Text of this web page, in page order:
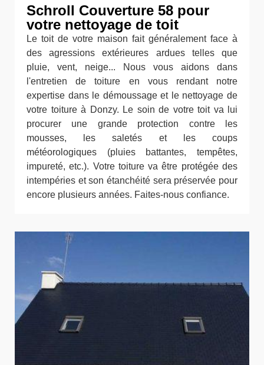
Schroll Couverture 58 pour
votre nettoyage de toit
Le toit de votre maison fait généralement face à
des agressions extérieures ardues telles que
pluie, vent, neige... Nous vous aidons dans
l'entretien de toiture en vous rendant notre
expertise dans le démoussage et le nettoyage de
votre toiture à Donzy. Le soin de votre toit va lui
procurer une grande protection contre les
mousses, les saletés et les coups
météorologiques (pluies battantes, tempêtes,
impureté, etc.). Votre toiture va être protégée des
intempéries et son étanchéité sera préservée pour
encore plusieurs années. Faites-nous confiance.